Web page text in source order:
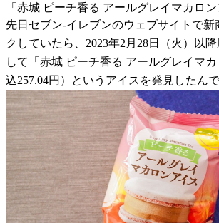
「赤城 ピーチ香る アールグレイマカロン
先日セブン-イレブンのウェブサイトで新
クしていたら、2023年2月28日（火）以
して「赤城 ピーチ香る アールグレイマ
込257.04円）というアイスを発見したんで